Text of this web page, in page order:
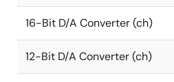
16-Bit D/A Converter (ch)
12-Bit D/A Converter (ch)